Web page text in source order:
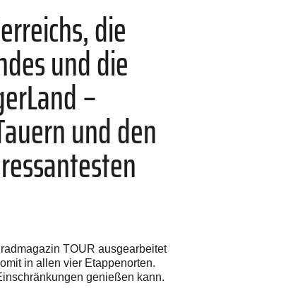
die
und die
–
und den
TOUR ausgearbeitet
in allen vier Etappenorten.
genießen kann.